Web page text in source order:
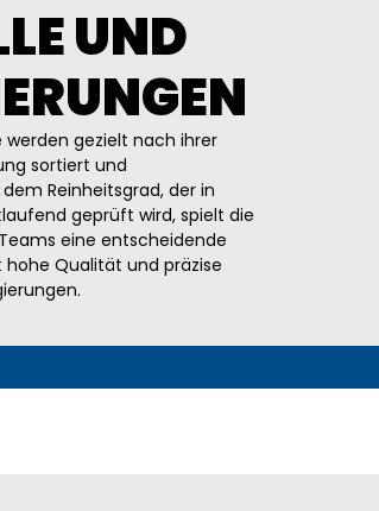
UND
werden gezielt nach ihrer
sortiert und
Reinheitsgrad, der in
geprüft wird, spielt die
eine entscheidende
hohe Qualität und präzise